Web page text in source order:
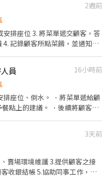
同仁的意見，提升參與感 ▪除
業的烹飪技巧，還可接觸店鋪
分析等專業知識 ▪升遷快速且
薪的機會 ▪享有完善的福利制
視員工的辛勤付出 ▪計畫拓展
價壽司，致力成為頂尖品牌 職
店員／專櫃人員
待服務顧客、收銀結帳、環境
牛丼/咖哩，並以舒適衛生的用
親民的誠懇價格，強調食品安
家人一起、朋友一起，皆可享
2週前
安排座位 3. 將菜單遞交顧客，答
記錄顧客所點菜餚，並通知廚
員
16小時前
座位、倒水。 ．將菜單遞給顧
點上的建議。 ．後續將顧客點
．擔任廚師的助手，處理烹飪
關事務。 ．負責洗、剝、削、
設備和餐具。 ．準備不同餐點
量與重量。 ．負責擺盤、打包
3天前
賣場環境維護 3.提供顧客之接
收銀結帳 5.協助同事工作，完